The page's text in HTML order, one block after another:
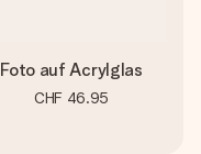
Foto auf Acrylglas
CHF 46.95